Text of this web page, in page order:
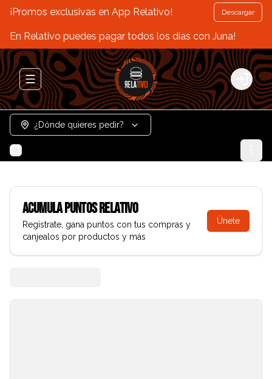
¡Promos exclusivas en App Relativo! Descargar
En Relativo puedes pagar todos los días con Juna!
Abrir menu de navegación Login
¿Dónde quieres pedir?
AcumulaPuntos Relativo
Regístrate, gana puntos con tus compras y
canjealos por productos y más
Únete